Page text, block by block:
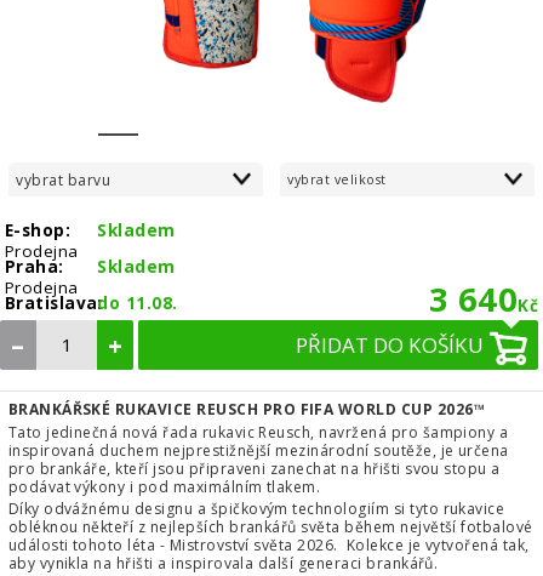
vybrat barvu vybrat velikost
E-shop:
Skladem
Prodejna
Praha:
Skladem
Prodejna
Bratislava:do 11.08. 3 640Kč
– + PŘIDAT DO KOŠÍKU
BRANKÁŘSKÉ RUKAVICE REUSCH PRO FIFA WORLD CUP 2026™
Tato jedinečná nová řada rukavic Reusch, navržená pro šampiony a
inspirovaná duchem nejprestižnější mezinárodní soutěže, je určena
pro brankáře, kteří jsou připraveni zanechat na hřišti svou stopu a
podávat výkony i pod maximálním tlakem.
Díky odvážnému designu a špičkovým technologiím si tyto rukavice
obléknou někteří z nejlepších brankářů světa během největší fotbalové
události tohoto léta - Mistrovství světa 2026. Kolekce je vytvořená tak,
aby vynikla na hřišti a inspirovala další generaci brankářů.